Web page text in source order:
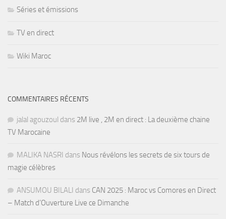
Séries et émissions
TV en direct
Wiki Maroc
COMMENTAIRES RÉCENTS
jalal agouzoul dans 2M live , 2M en direct : La deuxième chaine
TV Marocaine
MALIKA NASRI dans Nous révélons les secrets de six tours de
magie célèbres
ANSUMOU BILALI dans CAN 2025 : Maroc vs Comores en Direct
– Match d’Ouverture Live ce Dimanche